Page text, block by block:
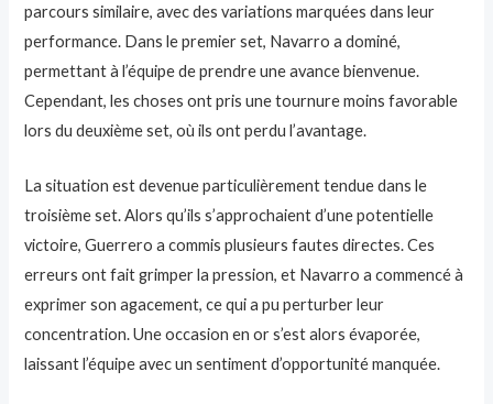
parcours similaire, avec des variations marquées dans leur
performance. Dans le premier set, Navarro a dominé,
permettant à l’équipe de prendre une avance bienvenue.
Cependant, les choses ont pris une tournure moins favorable
lors du deuxième set, où ils ont perdu l’avantage.
La situation est devenue particulièrement tendue dans le
troisième set. Alors qu’ils s’approchaient d’une potentielle
victoire, Guerrero a commis plusieurs fautes directes. Ces
erreurs ont fait grimper la pression, et Navarro a commencé à
exprimer son agacement, ce qui a pu perturber leur
concentration. Une occasion en or s’est alors évaporée,
laissant l’équipe avec un sentiment d’opportunité manquée.